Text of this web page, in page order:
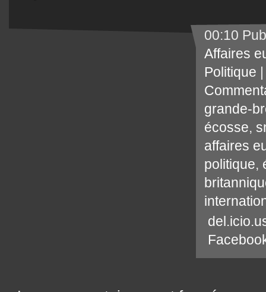
00:10
Affaires
Politique
grande-
écosse,
affaires
politique,